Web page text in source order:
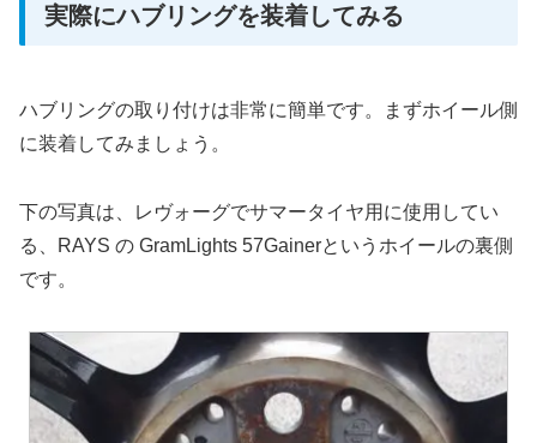
実際にハブリングを装着してみる
ハブリングの取り付けは非常に簡単です。まずホイール側
に装着してみましょう。
下の写真は、レヴォーグでサマータイヤ用に使用してい
る、RAYS の GramLights 57Gainerというホイールの裏側
です。